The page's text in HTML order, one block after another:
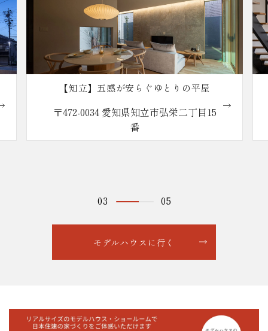
【知立】五感が安らぐゆとりの平屋
〒472-0034 愛知県知立市弘栄二丁目15
番
03 05
モデルハウスに行く